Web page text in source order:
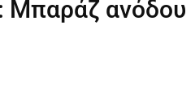
Μπαράζ ανόδου